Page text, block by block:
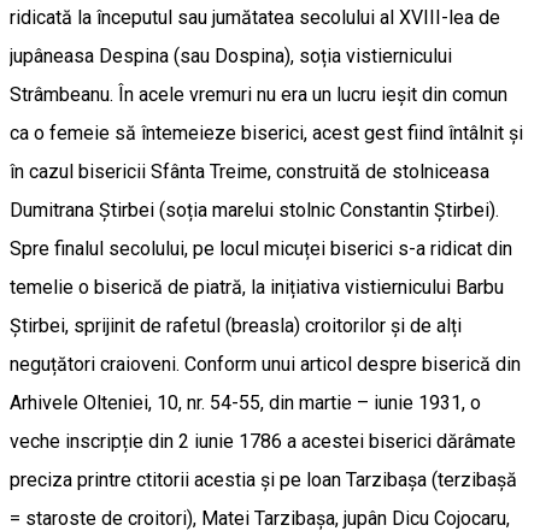
ridicată la începutul sau jumătatea secolului al XVIII-lea de
jupâneasa Despina (sau Dospina), soția vistiernicului
Strâmbeanu. În acele vremuri nu era un lucru ieșit din comun
ca o femeie să întemeieze biserici, acest gest fiind întâlnit și
în cazul bisericii Sfânta Treime, construită de stolniceasa
Dumitrana Știrbei (soția marelui stolnic Constantin Știrbei).
Spre finalul secolului, pe locul micuței biserici s-a ridicat din
temelie o biserică de piatră, la inițiativa vistiernicului Barbu
Știrbei, sprijinit de rafetul (breasla) croitorilor și de alți
neguțători craioveni. Conform unui articol despre biserică din
Arhivele Olteniei, 10, nr. 54-55, din martie – iunie 1931, o
veche inscripție din 2 iunie 1786 a acestei biserici dărâmate
preciza printre ctitorii acestia și pe loan Tarzibașa (terzibașă
= staroste de croitori), Matei Tarzibașa, jupân Dicu Cojocaru,